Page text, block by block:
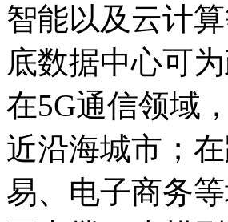
智能以及云计
底数据中心可
在5G通信领域
近沿海城市；
易、电子商务